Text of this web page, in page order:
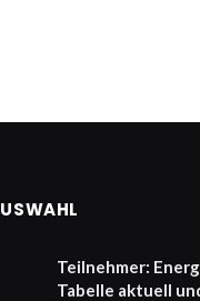
Teilnehmer:
Tabelle aktuell